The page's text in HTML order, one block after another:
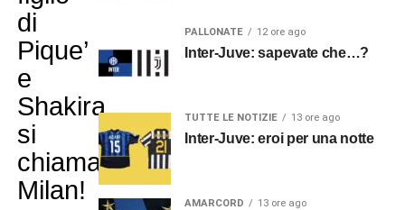
di
Pique’
e
Shakira,
si
chiama…
Milan!
PALLONATE 12 ore ago
Inter-Juve: sapevate che…?
TUTTE LE NOTIZIE 13 ore ago
Inter-Juve: eroi per una notte
AMARCORD 13 ore ago